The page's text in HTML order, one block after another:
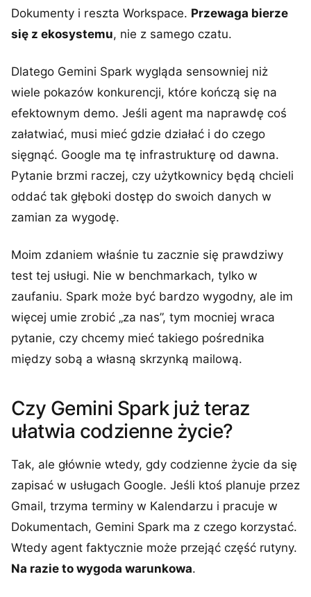
Dokumenty i reszta Workspace. Przewaga bierze
się z ekosystemu, nie z samego czatu.
Dlatego Gemini Spark wygląda sensowniej niż
wiele pokazów konkurencji, które kończą się na
efektownym demo. Jeśli agent ma naprawdę coś
załatwiać, musi mieć gdzie działać i do czego
sięgnąć. Google ma tę infrastrukturę od dawna.
Pytanie brzmi raczej, czy użytkownicy będą chcieli
oddać tak głęboki dostęp do swoich danych w
zamian za wygodę.
Moim zdaniem właśnie tu zacznie się prawdziwy
test tej usługi. Nie w benchmarkach, tylko w
zaufaniu. Spark może być bardzo wygodny, ale im
więcej umie zrobić „za nas”, tym mocniej wraca
pytanie, czy chcemy mieć takiego pośrednika
między sobą a własną skrzynką mailową.
Czy Gemini Spark już teraz
ułatwia codzienne życie?
Tak, ale głównie wtedy, gdy codzienne życie da się
zapisać w usługach Google. Jeśli ktoś planuje przez
Gmail, trzyma terminy w Kalendarzu i pracuje w
Dokumentach, Gemini Spark ma z czego korzystać.
Wtedy agent faktycznie może przejąć część rutyny.
Na razie to wygoda warunkowa.